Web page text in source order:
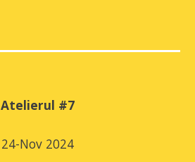
Atelierul #7
24-Nov2024